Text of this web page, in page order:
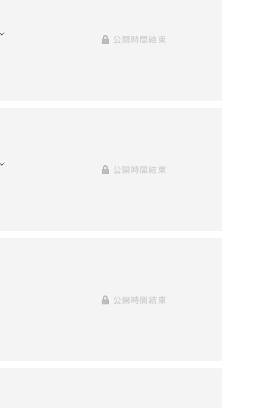
公開時間結束
公開時間結束
公開時間結束